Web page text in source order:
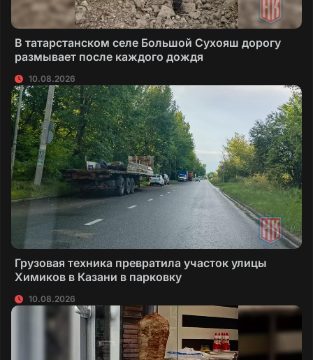
В татарстанском селе Большой Сухояш дорогу
размывает после каждого дождя
10.08.2026
Грузовая техника превратила участок улицы
Химиков в Казани в парковку
10.08.2026